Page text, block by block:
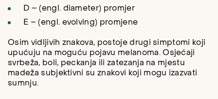
D – (engl. diameter) promjer
E – (engl. evolving) promjene
Osim vidljivih znakova, postoje drugi simptomi koji
upućuju na moguću pojavu melanoma. Osjećaji
svrbeža, boli, peckanja ili zatezanja na mjestu
madeža subjektivni su znakovi koji mogu izazvati
sumnju.